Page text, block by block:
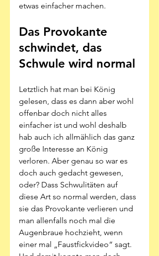
etwas einfacher machen.
Das Provokante
schwindet, das
Schwule wird normal
Letztlich hat man bei König
gelesen, dass es dann aber wohl
offenbar doch nicht alles
einfacher ist und wohl deshalb
hab auch ich allmählich das ganz
große Interesse an König
verloren. Aber genau so war es
doch auch gedacht gewesen,
oder? Dass Schwulitäten auf
diese Art so normal werden, dass
sie das Provokante verlieren und
man allenfalls noch mal die
Augenbraue hochzieht, wenn
einer mal „Faustfickvideo“ sagt.